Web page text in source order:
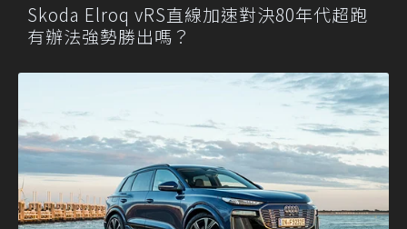
Skoda Elroq vRS直線加速對決80年代超跑
有辦法強勢勝出嗎？